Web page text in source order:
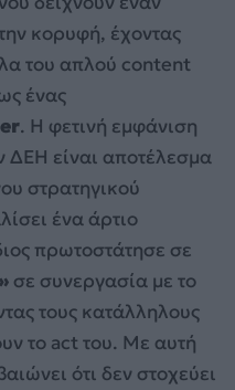
κορυφή, έχοντας
του απλού content
ένας
. Η φετινή εμφάνιση
είναι αποτέλεσμα
στρατηγικού
ένα άρτιο
πρωτοστάτησε σε
σε συνεργασία με το
τους κατάλληλους
το act του. Με αυτή
ότι δεν στοχεύει